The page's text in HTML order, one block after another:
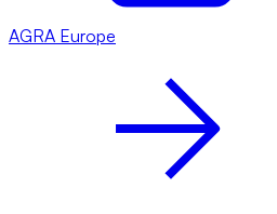
AGRA Europe